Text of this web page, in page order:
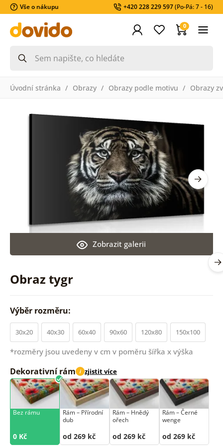
Vše o nákupu +420 228 229 597(Po-Pá: 7 - 16)
0
Úvodní stránka Obrazy Obrazy podle motivu Obrazy
Obraz tygr
Zobrazit galerii
Výběr rozměru:
30x20 40x30 60x40 90x60 120x80 150x100
*rozměry jsou uvedeny v cm v poměru šířka x výška
Dekorativní rám i zjistit více
Bez rámu
0 Kč
Rám –⁠⁠⁠⁠⁠⁠ Přírodní
dub
od 269 kč
Rám –⁠⁠⁠⁠⁠⁠ Hnědý
ořech
od 269 kč
Rám –⁠⁠⁠⁠⁠⁠ Černé
wenge
od 269 kč